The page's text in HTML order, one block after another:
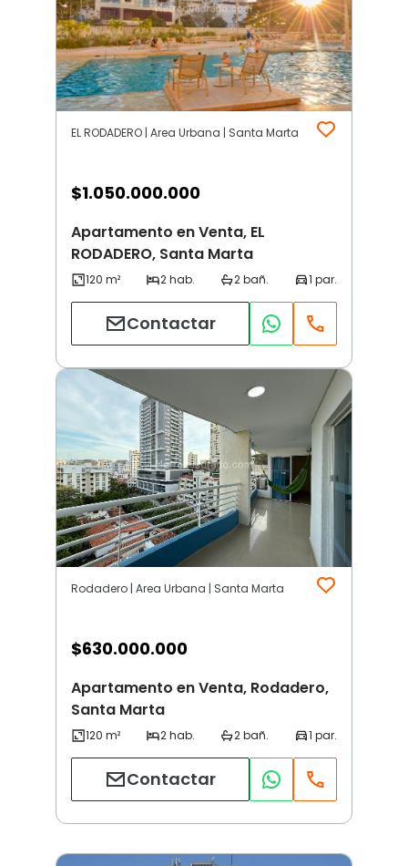
EL RODADERO | Area Urbana | Santa Marta
$1.050.000.000
Apartamento en Venta, EL
RODADERO, Santa Marta
Contactar
Rodadero | Area Urbana | Santa Marta
$630.000.000
Apartamento en Venta, Rodadero,
Santa Marta
Contactar